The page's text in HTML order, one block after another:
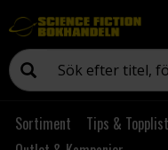
Sortiment Tips &